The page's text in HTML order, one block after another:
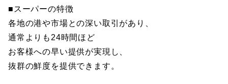
■スーパーの特徴
各地の港や市場との深い取引があり、
通常よりも24時間ほど
お客様への早い提供が実現し、
抜群の鮮度を提供できます。